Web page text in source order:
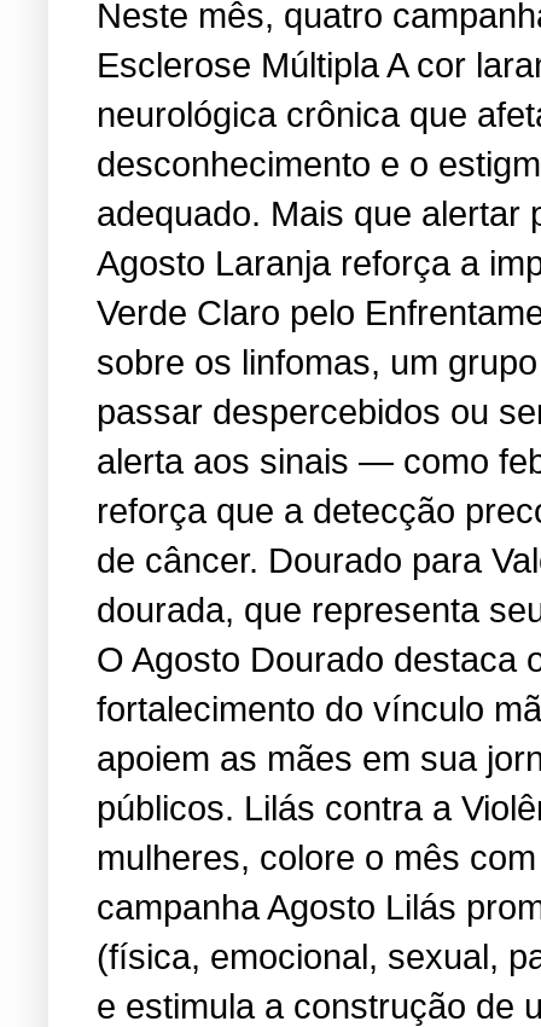
Neste mês, quatro
Esclerose Múltipla A cor
neurológica crônica que
desconhecimento e o
adequado. Mais que
Agosto Laranja reforça a
Verde Claro pelo
sobre os linfomas, um
passar despercebidos ou
alerta aos sinais — como
reforça que a detecção
de câncer. Dourado para
dourada, que representa
O Agosto Dourado destaca
fortalecimento do vínculo
apoiem as mães em sua
públicos. Lilás contra a
mulheres, colore o mês
campanha Agosto Lilás
(física, emocional, sexual,
e estimula a construção de